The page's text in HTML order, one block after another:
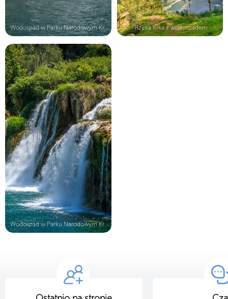
Wodospad w Parku Narodowym Krka Rzeka Krka z wodospadem
Wodospad w Parku Narodowym Krka